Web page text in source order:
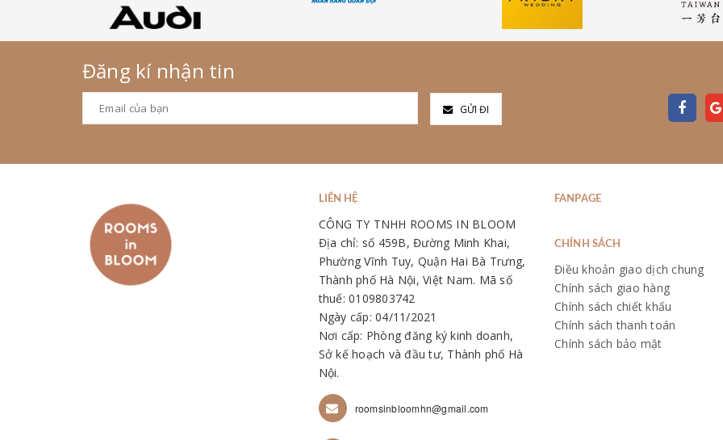
Đăng kí nhận tin
GỬI ĐI
LIÊN HỆ
CÔNG TY TNHH ROOMS IN BLOOM
Địa chỉ: số 459B, Đường Minh Khai,
Phường Vĩnh Tuy, Quận Hai Bà Trưng,
Thành phố Hà Nội, Việt Nam. Mã số
thuế: 0109803742
Ngày cấp: 04/11/2021
Nơi cấp: Phòng đăng ký kinh doanh,
Sở kế hoạch và đầu tư, Thành phố Hà
Nội.
roomsinbloomhn@gmail.com
FANPAGE
CHÍNH SÁCH
Điều khoản giao dịch chung
Chính sách giao hàng
Chính sách chiết khấu
Chính sách thanh toán
Chính sách bảo mật